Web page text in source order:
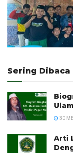
Sering Dibaca
30
Arti